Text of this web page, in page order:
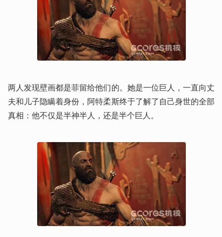
两人发现壁画都是菲留给他们的。她是一位巨人，一直向丈
夫和儿子隐瞒着身份，阿特柔斯终于了解了自己身世的全部
真相：他不仅是半神半人，还是半个巨人。